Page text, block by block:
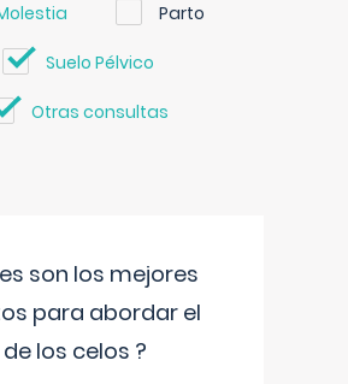
Parto
Suelo Pélvico
Otras consultas
son los mejores
para abordar el
los celos ?